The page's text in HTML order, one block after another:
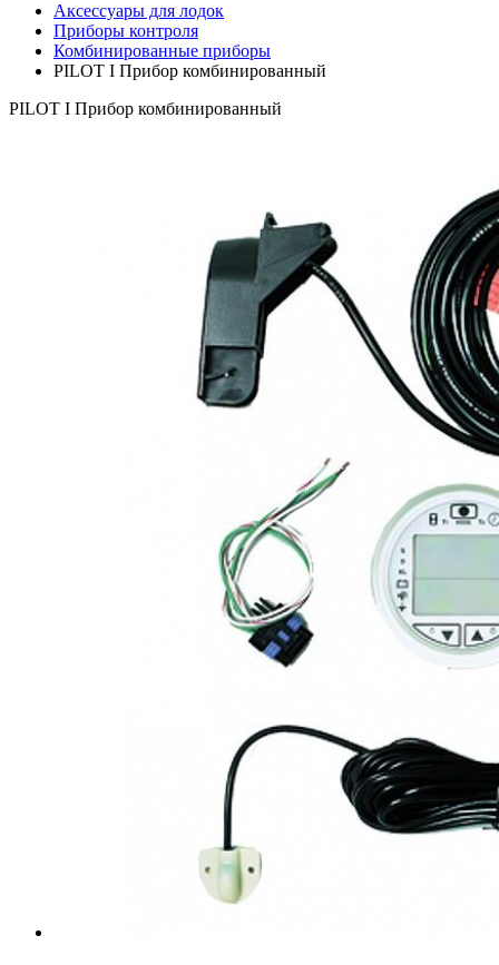
Аксессуары для лодок
Приборы контроля
Комбинированные приборы
PILOT I Прибор комбинированный
PILOT I Прибор комбинированный